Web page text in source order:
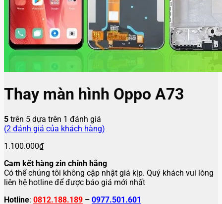
Thay màn hình Oppo A73
5 trên 5 dựa trên 1 đánh giá
(2 đánh giá của khách hàng)
1.100.000₫
Cam kết hàng zin chính hãng
Có thể chúng tôi không cập nhật giá kịp. Quý khách vui lòng
liên hệ hotline để được báo giá mới nhất
Hotline: 0812.188.189 – 0977.501.601